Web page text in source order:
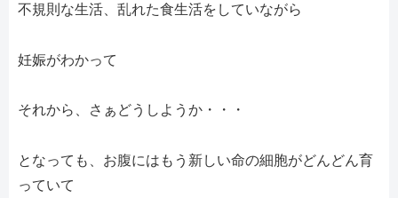
不規則な生活、乱れた食生活をしていながら
妊娠がわかって
それから、さぁどうしようか・・・
となっても、お腹にはもう新しい命の細胞がどんどん育
っていて